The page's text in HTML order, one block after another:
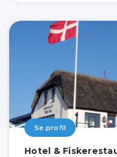
Se profil
Hotel &